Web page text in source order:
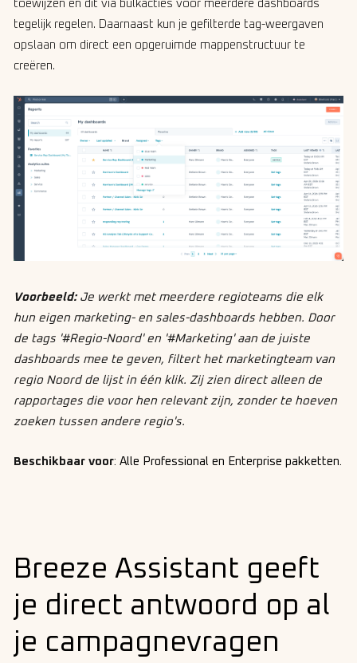
toewijzen en dit via bulkacties voor meerdere dashboards
tegelijk regelen. Daarnaast kun je gefilterde tag-weergaven
opslaan om direct een opgeruimde mappenstructuur te
creëren.
Voorbeeld: Je werkt met meerdere regioteams die elk
hun eigen marketing- en sales-dashboards hebben. Door
de tags '#Regio-Noord' en '#Marketing' aan de juiste
dashboards mee te geven, filtert het marketingteam van
regio Noord de lijst in één klik. Zij zien direct alleen de
rapportages die voor hen relevant zijn, zonder te hoeven
zoeken tussen andere regio's.
Beschikbaar voor: Alle Professional en Enterprise pakketten
Breeze Assistant geeft
je direct antwoord op al
je campagnevragen